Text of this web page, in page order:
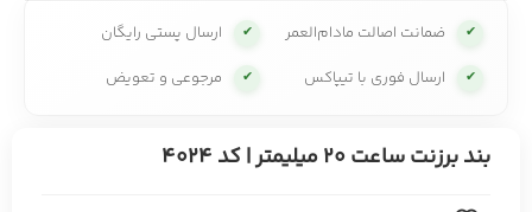
✔ ضمانت اصالت مادام‌العمر ✔ ارسال پستی رایگان
✔ ارسال فوری با تیپاکس ✔ مرجوعی و تعویض
بند برزنت ساعت 20 میلیمتر | کد 4024